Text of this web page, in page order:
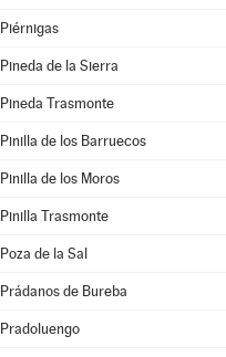
Piérnigas
Pineda de la Sierra
Pineda Trasmonte
Pinilla de los Barruecos
Pinilla de los Moros
Pinilla Trasmonte
Poza de la Sal
Prádanos de Bureba
Pradoluengo